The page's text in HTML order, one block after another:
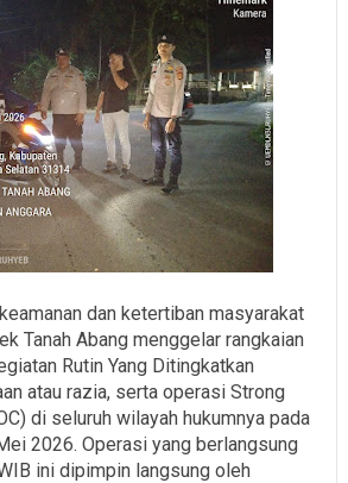
dan ketertiban masyarakat
Tanah Abang menggelar rangkaian
Rutin Yang Ditingkatkan
atau razia, serta operasi Strong
di seluruh wilayah hukumnya pada
2026. Operasi yang berlangsung
ini dipimpin langsung oleh